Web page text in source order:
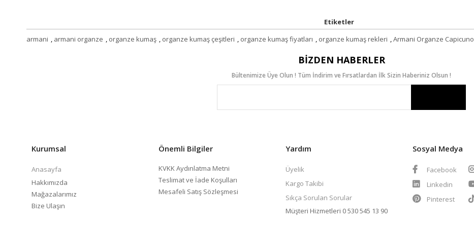
Etiketler
armani , armani organze , organze kumaş , organze kumaş çeşitleri , organze kumaş fiyatları , organze kumaş rekleri ,Armani Organze Capicuno
BIZDEN HABERLER
Bültenimize Üye Olun ! Tüm İndirim ve Fırsatlardan İlk Sizin Haberiniz Olsun !
Kurumsal
Anasayfa
Hakkımızda
Mağazalarımız
Bize Ulaşın
Önemli Bilgiler
KVKK Aydınlatma Metni
Teslimat ve İade Koşulları
Mesafeli Satış Sözleşmesi
Yardım
Üyelik
Kargo Takibi
Sıkça Sorulan Sorular
Müşteri Hizmetleri 0 530 545 13 90
Sosyal Medya
Facebook
Linkedin
Pinterest